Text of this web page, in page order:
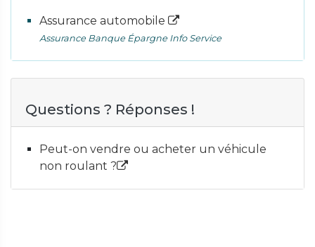
Assurance automobile
Assurance Banque Épargne Info Service
Questions ? Réponses !
Peut-on vendre ou acheter un véhicule
non roulant ?